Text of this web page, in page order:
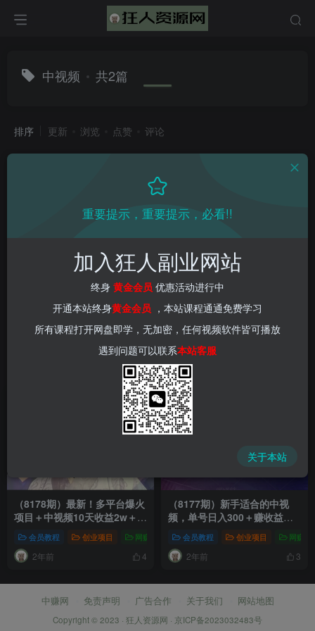
中视频 共2篇
排序 更新 浏览 点赞 评论
（8178期）最新！多平台爆火
项目＋中视频10天收益2w＋
——三国演我进阶版，手把手
教你，十分钟上手
会员教程 创业项目 网赚项目 新媒体项目 爆粉引流项目
2年前 4
（8177期）新手适合的中视
频，单号日入300＋赚收益，
轻松过原创，暴力起号玩法教
程 会员教程 创业项目 网赚项
2年前 3
中赚网 免责声明 广告合作 关于我们 网站地图
Copyright © 2023 · 狂人资源网 · 京ICP备2023032483号
重要提示，重要提示，必看!!
加入狂人副业网站
终身 黄金会员 优惠活动进行中
开通本站终身黄金会员 ，本站课程通通免费学习
所有课程打开网盘即学，无加密，任何视频软件皆可播放
遇到问题可以联系本站客服
关于本站